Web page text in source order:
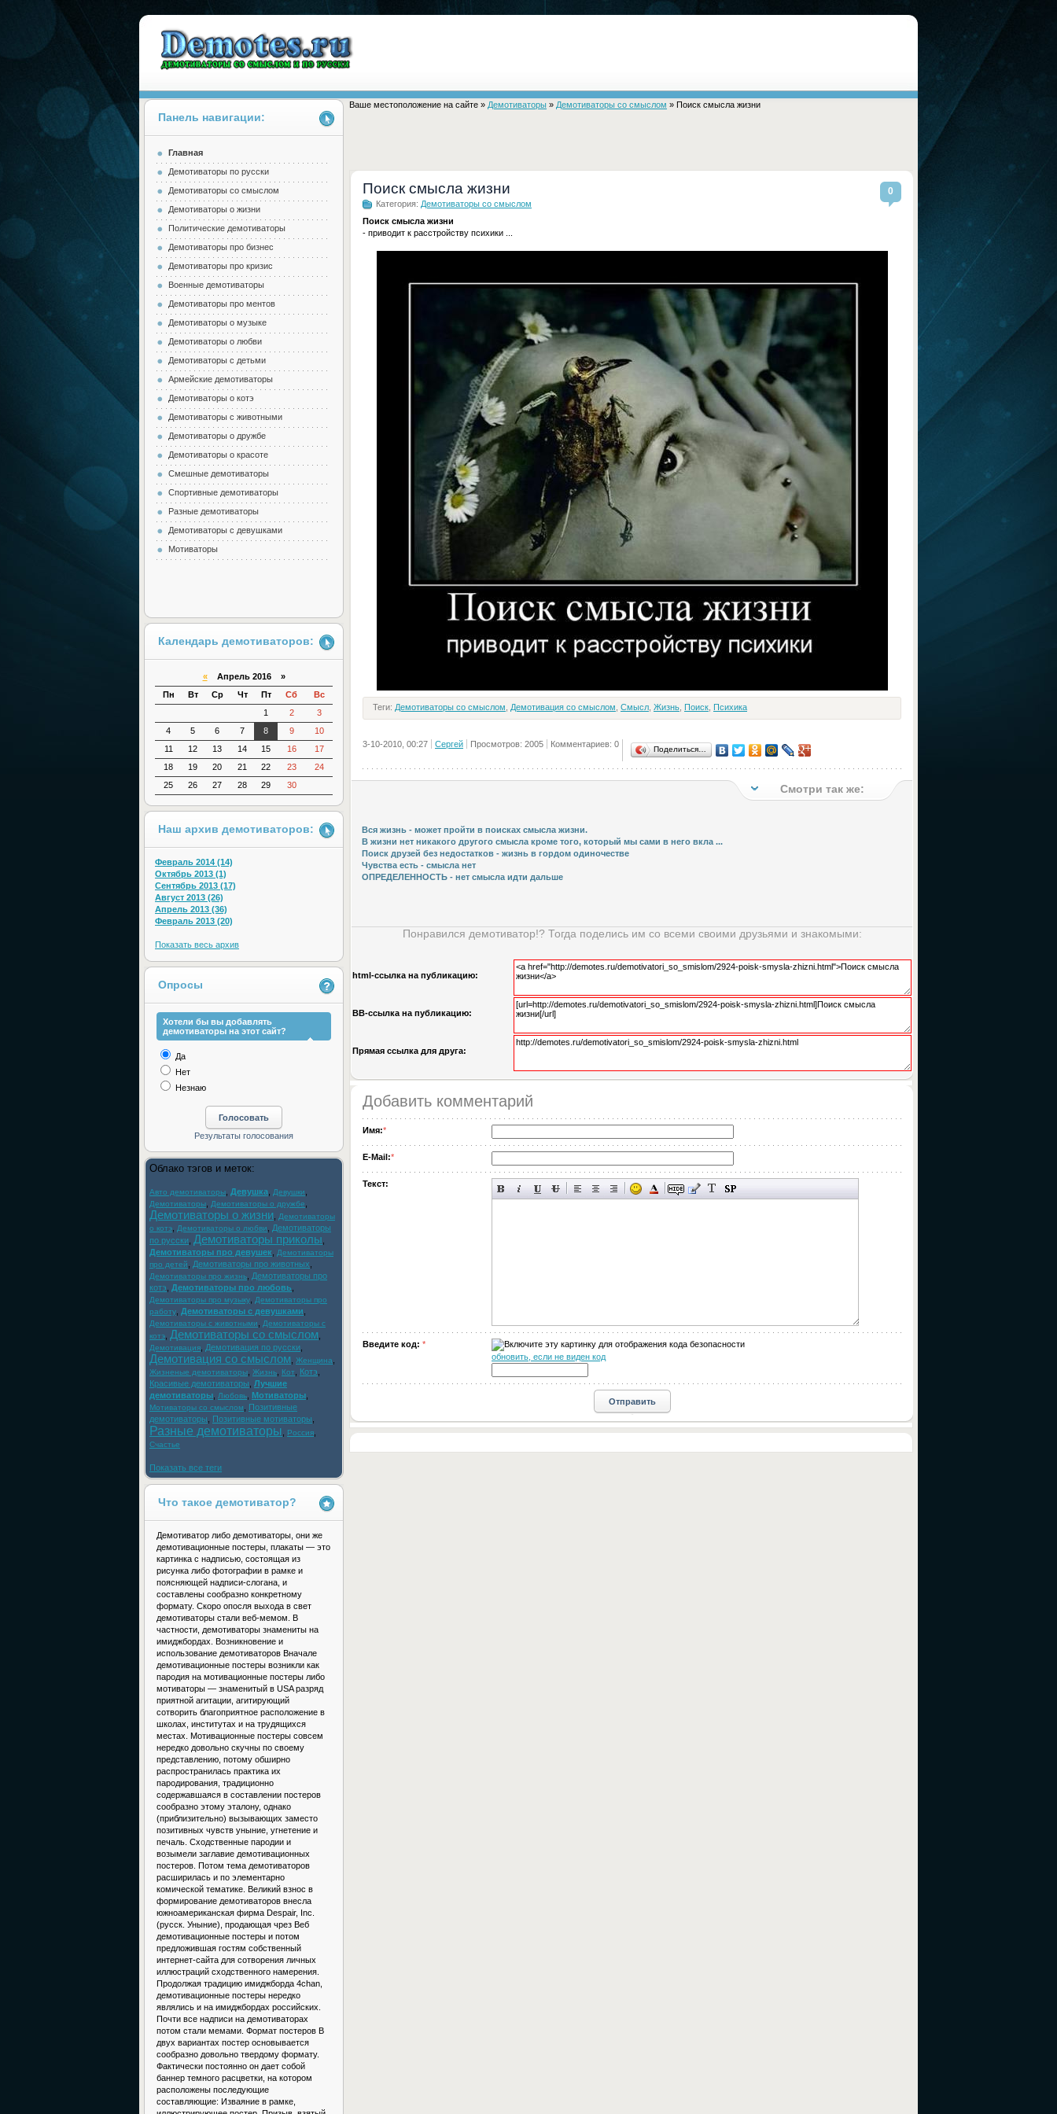
Demotes.ru
Ваше местоположение на сайте » Демотиваторы » Демотиваторы со смыслом » Поиск смысла жизни
0
Поиск смысла жизни
Категория: Демотиваторы со смыслом
Поиск смысла жизни
- приводит к расстройству психики ...
Теги: Демотиваторы со смыслом Демотивация со смыслом Смысл Жизнь Поиск Психика
3-10-2010, 00:27 Сергей Просмотров: 2005 Комментариев: 0
Поделиться…
Смотри так же:
Вся жизнь - может пройти в поисках смысла жизни.
В жизни нет никакого другого смысла кроме того, который мы сами в него вкла ...
Поиск друзей без недостатков - жизнь в гордом одиночестве
Чувства есть - смысла нет
ОПРЕДЕЛЕННОСТЬ - нет смысла идти дальше
Понравился демотиватор!? Тогда поделись им со всеми своими друзьями и знакомыми:
html-cсылка на публикацию:
BB-cсылка на публикацию:
Прямая ссылка для друга:
Добавить комментарий
Имя:*
E-Mail:*
Текст:
Введите код: *
обновить, если не виден код
Панель навигации:
Главная
Демотиваторы по русски
Демотиваторы со смыслом
Демотиваторы о жизни
Политические демотиваторы
Демотиваторы про бизнес
Демотиваторы про кризис
Военные демотиваторы
Демотиваторы про ментов
Демотиваторы о музыке
Демотиваторы о любви
Демотиваторы с детьми
Армейские демотиваторы
Демотиваторы о котэ
Демотиваторы с животными
Демотиваторы о дружбе
Демотиваторы о красоте
Смешные демотиваторы
Спортивные демотиваторы
Разные демотиваторы
Демотиваторы с девушками
Мотиваторы
Календарь демотиваторов:
«Апрель 2016 »
Пн
Вт Ср Чт Пт Сб
Вс
1
2
3
4
5 6 7 8 9
10
11
12 13 14 15 16
17
18
19 20 21 22 23
24
25
26 27 28 29 30
Наш архив демотиваторов:
Февраль 2014 (14)
Октябрь 2013 (1)
Сентябрь 2013 (17)
Август 2013 (26)
Апрель 2013 (36)
Февраль 2013 (20)
Показать весь архив
Опросы
Хотели бы вы добавлять
демотиваторы на этот сайт?
Да
Нет
Незнаю
Облако тэгов и меток:
Авто демотиваторы Девушка Девушки
Демотиваторы Демотиваторы о дружбе
Демотиваторы о жизни
Демотиваторы
о котэ
Демотиваторы о любви
Демотиваторы
по русски Демотиваторы приколы
Демотиваторы про девушек
Демотиваторы
про детей
Демотиваторы про животных
Демотиваторы про жизнь
Демотиваторы про
котэ
Демотиваторы про любовь
Демотиваторы про музыку
Демотиваторы про
работу
Демотиваторы с девушками
Демотиваторы с животными
Демотиваторы с
котэ
Демотиваторы со смыслом
Демотивация Демотивация по русски
Демотивация со смыслом Женщина
Жизненые демотиваторы Жизнь Кот Котэ
Красивые демотиваторы Лучшие
демотиваторы
Любовь Мотиваторы
Мотиваторы со смыслом
Позитивные
демотиваторы
Позитивные мотиваторы
Разные демотиваторы Россия
Счастье
Показать все теги
Что такое демотиватор?
Демотиватор либо демотиваторы, они же
демотивационные постеры, плакаты — это
картинка с надписью, состоящая из
рисунка либо фотографии в рамке и
поясняющей надписи-слогана, и
составлены сообразно конкретному
формату. Скоро опосля выхода в свет
демотиваторы стали веб-мемом. В
частности, демотиваторы знамениты на
имиджбордах. Возникновение и
использование демотиваторов Вначале
демотивационные постеры возникли как
пародия на мотивационные постеры либо
мотиваторы — знаменитый в USA разряд
приятной агитации, агитирующий
сотворить благоприятное расположение в
школах, институтах и на трудящихся
местах. Мотивационные постеры совсем
нередко довольно скучны по своему
представлению, потому обширно
распространилась практика их
пародирования, традиционно
содержавшаяся в составлении постеров
сообразно этому эталону, однако
(приблизительно) вызывающих заместо
позитивных чувств уныние, угнетение и
печаль. Сходственные пародии и
возымели заглавие демотивационных
постеров. Потом тема демотиваторов
расширилась и по элементарно
комической тематике. Великий взнос в
формирование демотиваторов внесла
южноамериканская фирма Despair, Inc.
(русск. Уныние), продающая чрез Веб
демотивационные постеры и потом
предложившая гостям собственный
интернет-сайта для сотворения личных
иллюстраций сходственного намерения.
Продолжая традицию имиджборда 4chan,
демотивационные постеры нередко
являлись и на имиджбордах российских.
Почти все надписи на демотиваторах
потом стали мемами. Формат постеров В
двух вариантах постер основывается
сообразно довольно твердому формату.
Фактически постоянно он дает собой
баннер темного расцветки, на котором
расположены последующие
составляющие: Изваяние в рамке,